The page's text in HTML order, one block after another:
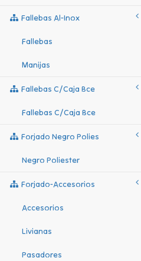
Fallebas Al-Inox
Fallebas
Manijas
Fallebas C/caja Bce
Fallebas C/caja Bce
Forjado Negro Polies
Negro Poliester
Forjado-Accesorios
Accesorios
Livianas
Pasadores
FALL Hº-